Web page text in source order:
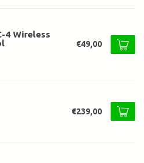
4 Wireless
€49,00
€239,00